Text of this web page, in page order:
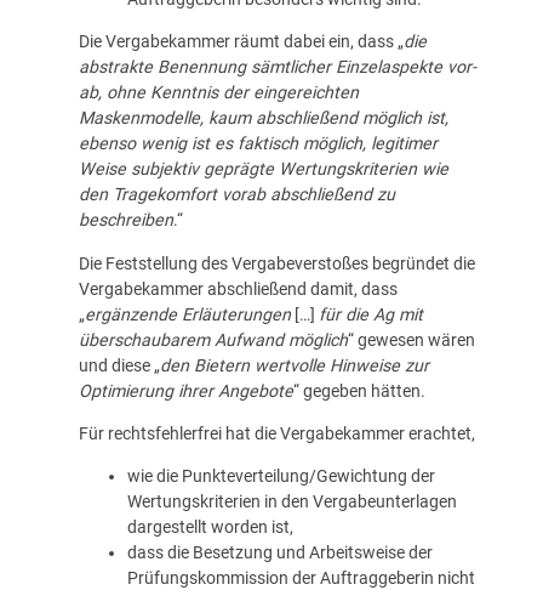
Die Vergabekammer räumt dabei ein, dass „die
abstrakte Benennung sämtlicher Einzelaspekte vor-
ab, ohne Kenntnis der eingereichten
Maskenmodelle, kaum abschließend möglich ist,
ebenso wenig ist es faktisch möglich, legitimer
Weise subjektiv geprägte Wertungskriterien wie
den Tragekomfort vorab abschließend zu
beschreiben.“
Die Feststellung des Vergabeverstoßes begründet die
Vergabekammer abschließend damit, dass
„ergänzende Erläuterungen[…] für die Ag mit
überschaubarem Aufwand möglich“ gewesen wären
und diese „den Bietern wertvolle Hinweise zur
Optimierung ihrer Angebote“ gegeben hätten.
Für rechtsfehlerfrei hat die Vergabekammer erachtet,
wie die Punkteverteilung/Gewichtung der
Wertungskriterien in den Vergabeunterlagen
dargestellt worden ist,
dass die Besetzung und Arbeitsweise der
Prüfungskommission der Auftraggeberin nicht